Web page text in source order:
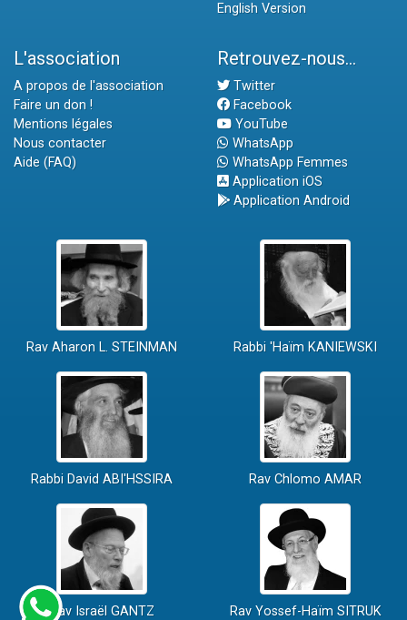
English Version
L'association
A propos de l'association
Faire un don !
Mentions légales
Nous contacter
Aide (FAQ)
Retrouvez-nous...
Twitter
Facebook
YouTube
WhatsApp
WhatsApp Femmes
Application iOS
Application Android
Rav Aharon L. STEINMAN Rabbi 'Haïm KANIEWSKI
Rabbi David ABI'HSSIRA Rav Chlomo AMAR
Rav Israël GANTZ Rav Yossef-Haïm SITRUK